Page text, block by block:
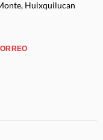
Huixquilucan